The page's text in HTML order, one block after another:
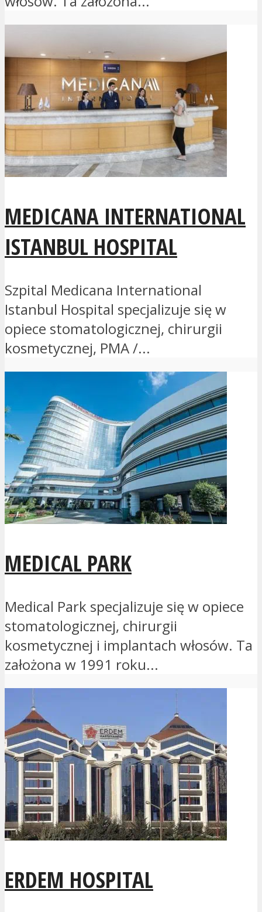
MEDICANA INTERNATIONAL
ISTANBUL HOSPITAL
Szpital Medicana International
Istanbul Hospital specjalizuje się w
opiece stomatologicznej, chirurgii
kosmetycznej, PMA /...
MEDICAL PARK
Medical Park specjalizuje się w opiece
stomatologicznej, chirurgii
kosmetycznej i implantach włosów. Ta
założona w 1991 roku...
ERDEM HOSPITAL